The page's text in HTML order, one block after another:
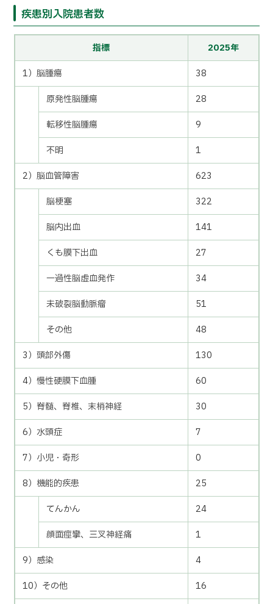
疾患別入院患者数
指標
2025年
1）脳腫瘍
38
原発性脳腫瘍
28
転移性脳腫瘍
9
不明
1
2）脳血管障害
623
脳梗塞
322
脳内出血
141
くも膜下出血
27
一過性脳虚血発作
34
未破裂脳動脈瘤
51
その他
48
3）頭部外傷
130
4）慢性硬膜下血腫
60
5）脊髄、脊椎、末梢神経
30
6）水頭症
7
7）小児・奇形
0
8）機能的疾患
25
てんかん
24
顔面痙攣、三叉神経痛
1
9）感染
4
10）その他
16